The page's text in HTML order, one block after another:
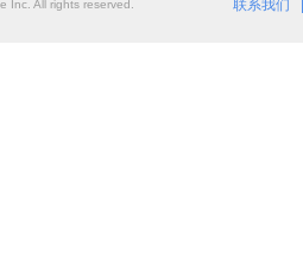
Inc. All rights reserved. 联系我们